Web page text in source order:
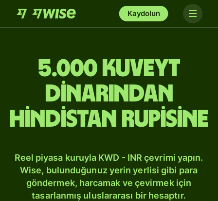
Kaydolun
5.000 Kuveyt
dinarından
Hindistan rupisine
Reel piyasa kuruyla KWD - INR çevrimi yapın.
Wise, bulunduğunuz yerin yerlisi gibi para
göndermek, harcamak ve çevirmek için
tasarlanmış uluslararası bir hesaptır.